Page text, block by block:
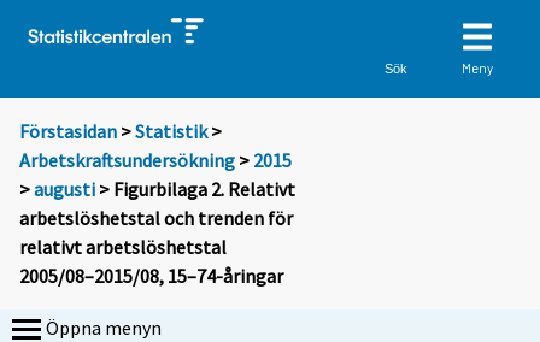
Sök Meny
Förstasidan >Statistik >
Arbetskraftsundersökning > 2015
>augusti > Figurbilaga 2. Relativt
arbetslöshetstal och trenden för
relativt arbetslöshetstal
2005/08–2015/08, 15–74-åringar
Öppna menyn